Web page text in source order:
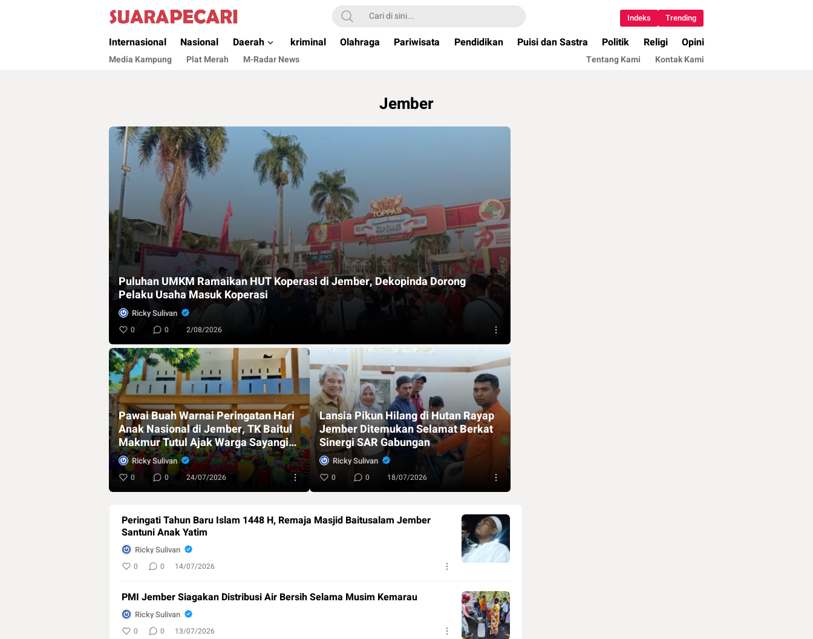
Suara Pecari
Suara Pencerahan Anak Negeri ( Berita Aktual & Terpercaya )
Indeks Trending
Internasional Nasional Daerah kriminal Olahraga Pariwisata Pendidikan Puisi dan Sastra Politik Religi Opini
Media Kampung Plat Merah M-Radar News Tentang Kami Kontak Kami
Jember
Puluhan UMKM Ramaikan HUT Koperasi di Jember, Dekopinda Dorong
Pelaku Usaha Masuk Koperasi
Ricky Sulivan
0 0 2/08/2026
Pawai Buah Warnai Peringatan Hari
Anak Nasional di Jember, TK Baitul
Makmur Tutul Ajak Warga Sayangi
AnakRicky Sulivan
0 0 24/07/2026
Lansia Pikun Hilang di Hutan Rayap
Jember Ditemukan Selamat Berkat
Sinergi SAR Gabungan
Ricky Sulivan
0 0 18/07/2026
Peringati Tahun Baru Islam 1448 H, Remaja Masjid Baitusalam Jember
Santuni Anak Yatim
Ricky Sulivan
0 0 14/07/2026
PMI Jember Siagakan Distribusi Air Bersih Selama Musim Kemarau
Ricky Sulivan
0 0 13/07/2026